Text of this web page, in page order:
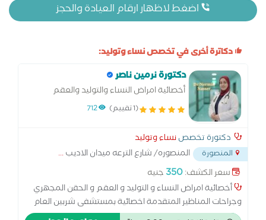
اضغط لاظهار ارقام العيادة والحجز
دكاترة أخرى في تخصص نساء وتوليد:
دكتورة نرمين ناصر
أخصائية امراض النساء والتوليد والعقم
والتجميل النسائي.وجراحات المناظير المتقدمة
(1 تقييم) 712
دكتورة تخصصنساء وتوليد
المنصورة المنصوره/ شارع الترعه ميدان الاديب...
سعر الكشف:350 جنيه
أخصائية امراض النساء و التوليد و العقم و الحقن المجهري
وجراحات المناظير المتقدمة اخصائية بمستشفى شربين العام
سابقا ومستشفى المنصورة العام الجديده سابقا ومستشفى